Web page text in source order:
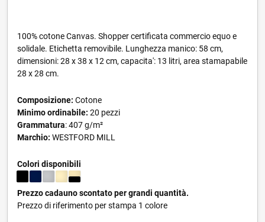
100% cotone Canvas. Shopper certificata commercio equo e
solidale. Etichetta removibile. Lunghezza manico: 58 cm,
dimensioni: 28 x 38 x 12 cm, capacita': 13 litri, area stamapabile
28 x 28 cm.
Composizione: Cotone
Minimo ordinabile: 20 pezzi
Grammatura: 407 g/m²
Marchio: WESTFORD MILL
Colori disponibili
Prezzo cadauno scontato per grandi quantità.
Prezzo di riferimento per stampa 1 colore